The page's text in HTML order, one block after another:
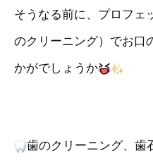
そうなる前に、プロフェ
のクリーニング）でお口
かがでしょうか
歯のクリーニング、